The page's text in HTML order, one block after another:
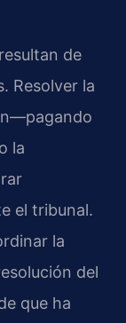
de
Resolver la
la
el tribunal.
la
del
que ha